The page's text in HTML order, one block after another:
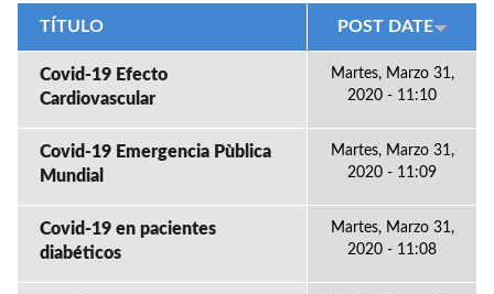
TÍTULO POST DATE
Covid-19 Efecto
Cardiovascular
Martes, Marzo 31,
2020 - 11:10
Covid-19 Emergencia Pùblica
Mundial
Martes, Marzo 31,
2020 - 11:09
Covid-19 en pacientes
diabéticos
Martes, Marzo 31,
2020 - 11:08